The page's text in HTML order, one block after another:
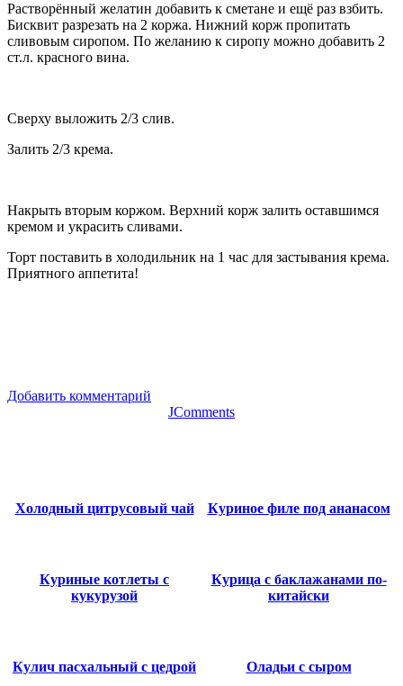
Растворённый желатин добавить к сметане и ещё раз взбить.
Бисквит разрезать на 2 коржа. Нижний корж пропитать
сливовым сиропом. По желанию к сиропу можно добавить 2
ст.л. красного вина.
Сверху выложить 2/3 слив.
Залить 2/3 крема.
Накрыть вторым коржом. Верхний корж залить оставшимся
кремом и украсить сливами.
Торт поставить в холодильник на 1 час для застывания крема.
Приятного аппетита!
Добавить комментарий
JComments
Холодный цитрусовый чай Куриное филе под ананасом
Куриные котлеты с
кукурузой
Курица с баклажанами по-
китайски
Кулич пасхальный с цедрой Оладьи с сыром